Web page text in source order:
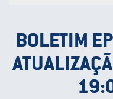
BOLETIM